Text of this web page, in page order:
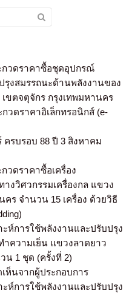
กวดราคาซื้อชุดอุปกรณ์
รุงสมรรถนะด้านพลังงานของ
ขตจตุจักร กรุงเทพมหานคร
วดราคาอิเล็กทรอนิกส์ (e-
รบรอบ 88 ปี 3 สิงหาคม
วดราคาซื้อเครื่อง
งวิศวกรรมเครื่องกล แขวง
คร จำนวน 15 เครื่อง ด้วยวิธี
ห์การใช้พลังงานและปรับปรุง
ความเย็น แขวงลาดยาว
น 1 ชุด (ครั้งที่ 2)
ห็นจากผู้ประกอบการ
ห์การใช้พลังงานและปรับปรุง